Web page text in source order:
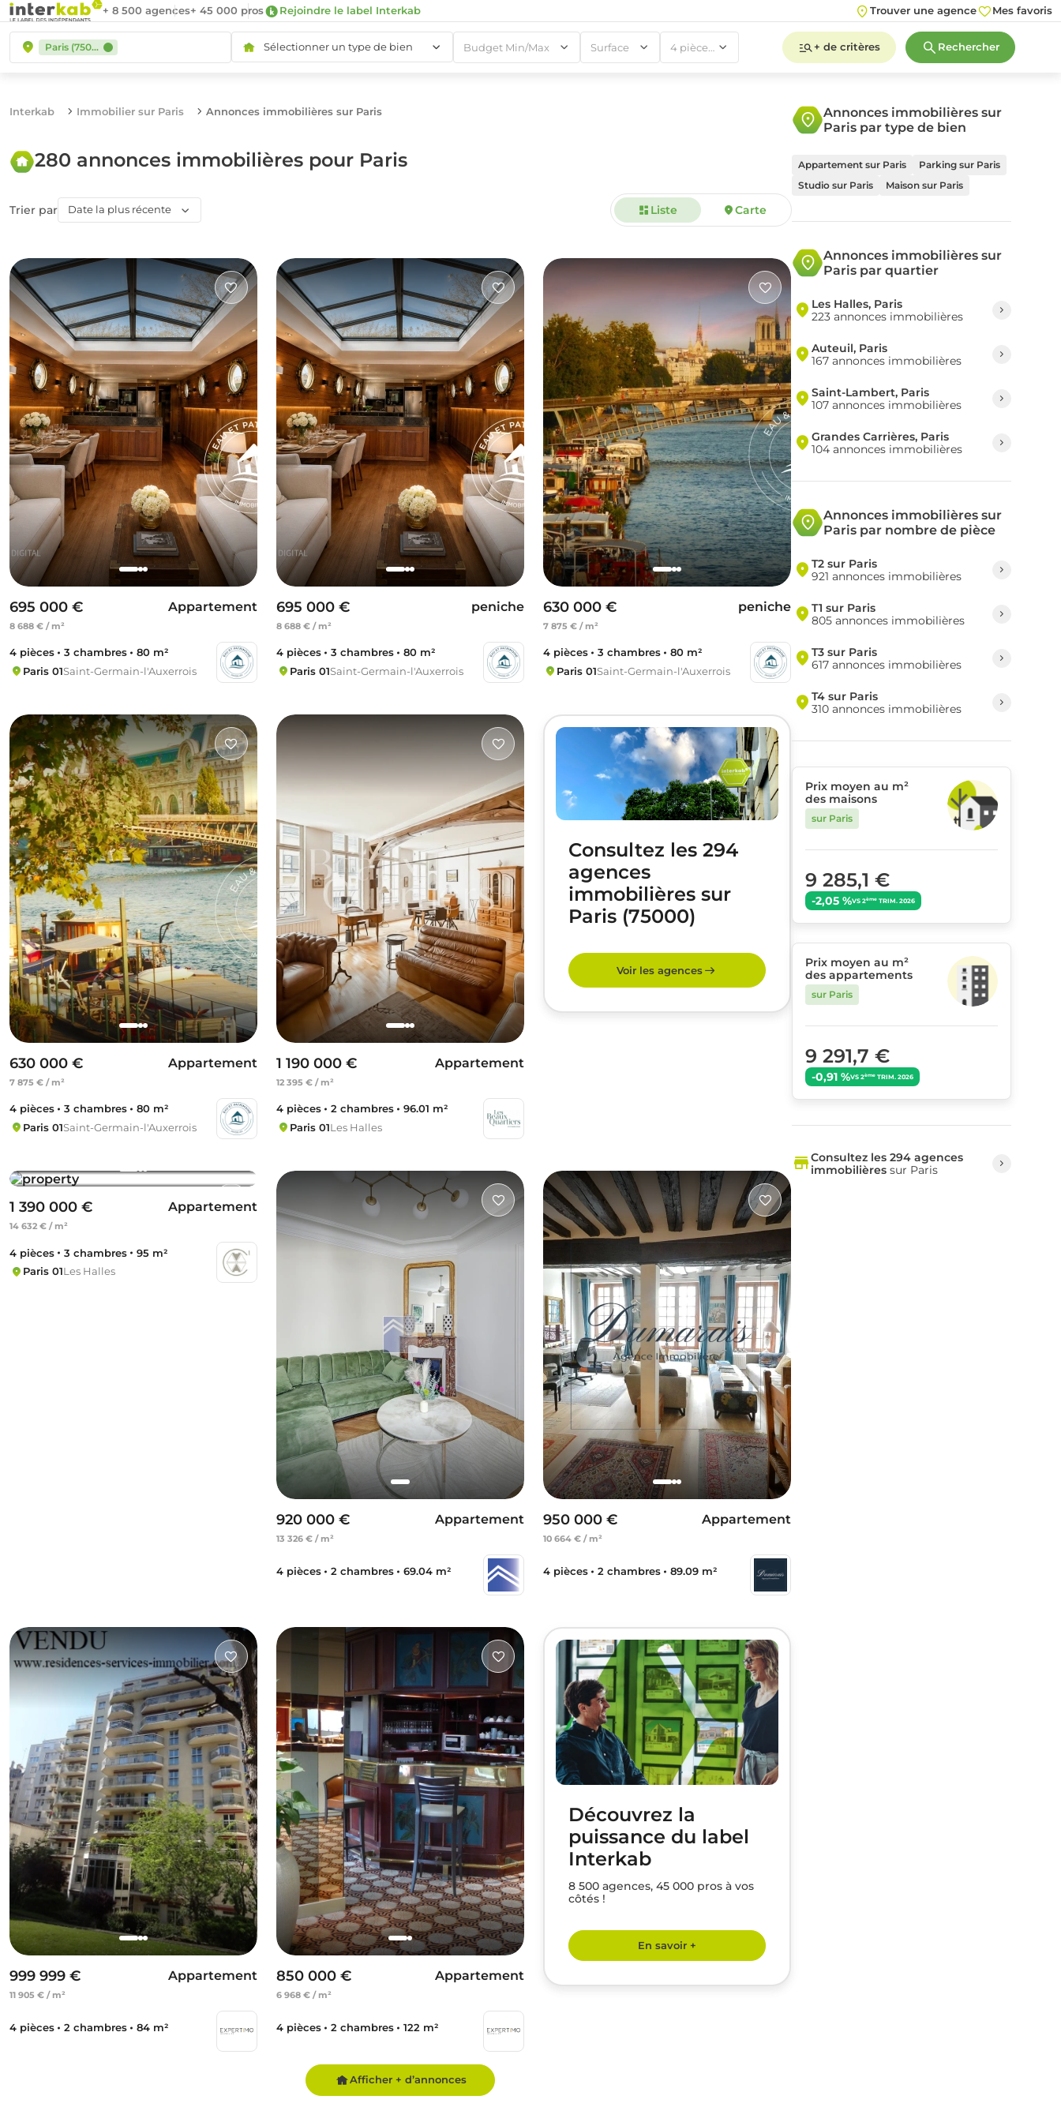
+ 8 500 agences+ 45 000 pros Rejoindre le label Interkab Trouver une agence Mes favoris
Paris (75000) Sélectionner un type de bien Budget Min/Max Surface 4 pièce(s)
5+
2 3 4
+ de critères Rechercher
Interkab Immobilier sur Paris Annonces immobilières sur Paris
280 annonces immobilières pour Paris
Trier par Date la plus récente Liste Carte
695 000 €
8 688 € / m²
Appartement
4 pièces 3 chambres
80 m²
Paris 01Saint-Germain-l'Auxerrois
695 000 €
8 688 € / m²
peniche
4 pièces 3 chambres
80 m²
Paris 01Saint-Germain-l'Auxerrois
630 000 €
7 875 € / m²
peniche
4 pièces 3 chambres
80 m²
Paris 01Saint-Germain-l'Auxerrois
630 000 €
7 875 € / m²
Appartement
4 pièces 3 chambres
80 m²
Paris 01Saint-Germain-l'Auxerrois
1 190 000 €
12 395 € / m²
Appartement
4 pièces 2 chambres
96.01 m²
Paris 01Les Halles
Consultez les 294
agences
immobilières sur
Paris (75000)
Voir les agences
1 390 000 €
14 632 € / m²
Appartement
4 pièces 3 chambres
95 m²
Paris 01Les Halles
920 000 €
13 326 € / m²
Appartement
4 pièces 2 chambres 69.04 m²
950 000 €
10 664 € / m²
Appartement
4 pièces 2 chambres 89.09 m²
999 999 €
11 905 € / m²
Appartement
4 pièces 2 chambres 84 m²
850 000 €
6 968 € / m²
Appartement
4 pièces 2 chambres 122 m²
Découvrez la
puissance du label
Interkab
8 500 agences, 45 000 pros à vos
côtés !
En savoir +
Afficher + d’annonces
Annonces immobilières sur
Paris par type de bien
Appartement sur Paris
Parking sur Paris
Studio sur Paris
Maison sur Paris
Annonces immobilières sur
Paris par quartier
Les Halles, Paris
223 annonces immobilières
Auteuil, Paris
167 annonces immobilières
Saint-Lambert, Paris
107 annonces immobilières
Grandes Carrières, Paris
104 annonces immobilières
Annonces immobilières sur
Paris par nombre de pièce
T2 sur Paris
921 annonces immobilières
T1 sur Paris
805 annonces immobilières
T3 sur Paris
617 annonces immobilières
T4 sur Paris
310 annonces immobilières
Prix moyen au m²
des maisons
sur Paris
9 285,1 €
-2,05 %VS 2èmeTRIM. 2026
Prix moyen au m²
des appartements
sur Paris
9 291,7 €
-0,91 %VS 2èmeTRIM. 2026
Consultez les 294 agences
immobilièressur Paris